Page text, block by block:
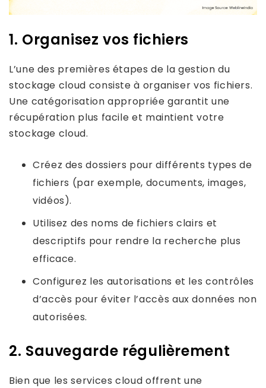
1. Organisez vos fichiers
L’une des premières étapes de la gestion du
stockage cloud consiste à organiser vos fichiers.
Une catégorisation appropriée garantit une
récupération plus facile et maintient votre
stockage cloud.
Créez des dossiers pour différents types de
fichiers (par exemple, documents, images,
vidéos).
Utilisez des noms de fichiers clairs et
descriptifs pour rendre la recherche plus
efficace.
Configurez les autorisations et les contrôles
d’accès pour éviter l’accès aux données non
autorisées.
2. Sauvegarde régulièrement
Bien que les services cloud offrent une